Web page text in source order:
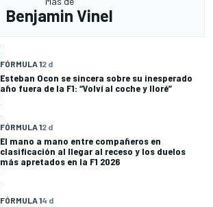
Benjamin Vinel
FÓRMULA 12 d
Esteban Ocon se sincera sobre su inesperado
año fuera de la F1: “Volví al coche y lloré”
FÓRMULA 12 d
El mano a mano entre compañeros en
clasificación al llegar al receso y los duelos
más apretados en la F1 2026
FÓRMULA 14 d